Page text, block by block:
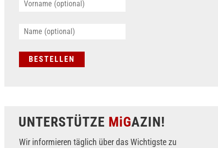
UNTERSTÜTZE MiGAZIN!
Wir informieren täglich über das Wichtigste zu